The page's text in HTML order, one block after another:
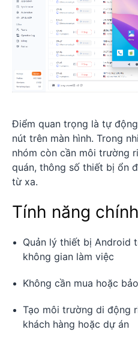
Điểm quan trọng là tự
nút trên màn hình. Trong
nhóm còn cần môi trường
quán, thông số thiết bị ổn
từ xa.
Tính năng chính
Quản lý thiết bị Android
không gian làm việc
Không cần mua hoặc
Tạo môi trường di động
khách hàng hoặc dự án